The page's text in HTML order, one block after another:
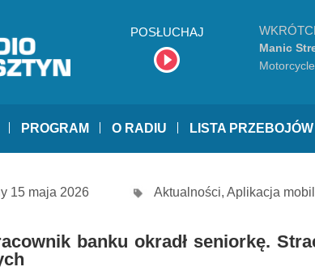
POSŁUCHAJ
Manic
PROGRAM O RADIU LISTA PRZEBOJÓW
15 maja 2026 Aktualności, Aplikacja
banku okradł seniorkę.